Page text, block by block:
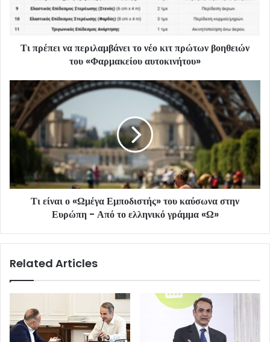
Τι πρέπει να περιλαμβάνει το νέο κιτ πρώτων βοηθειών
του «Φαρμακείου αυτοκινήτου»
Τι είναι ο «Ωμέγα Εμποδιστής» του καύσωνα στην
Ευρώπη - Από το ελληνικό γράμμα «Ω»
Related Articles